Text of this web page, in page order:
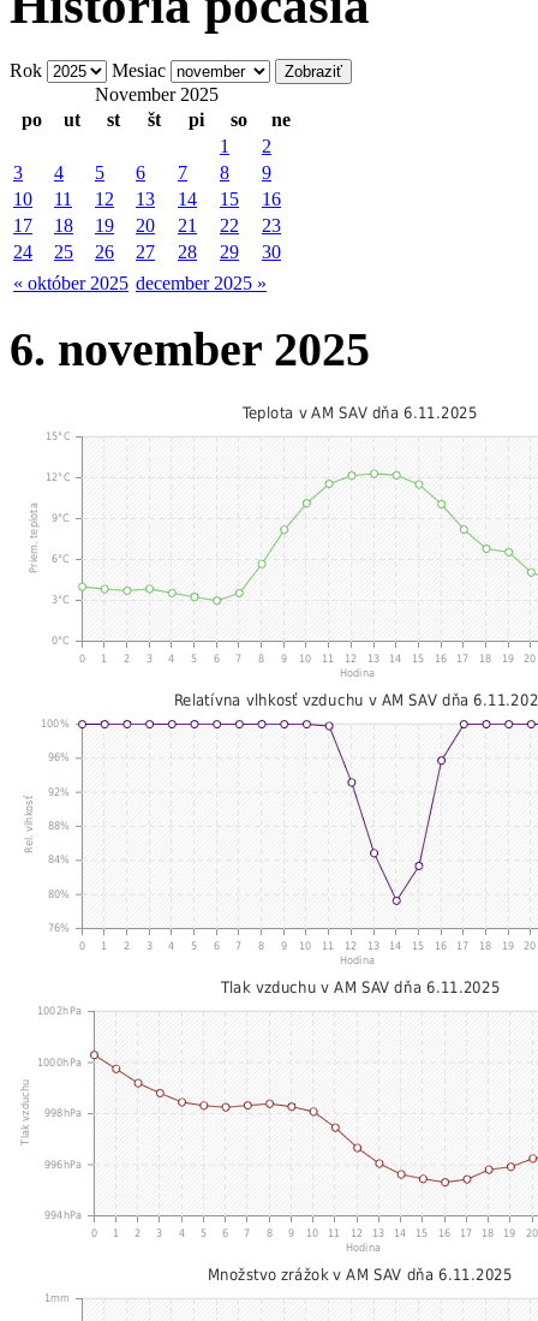
Rok
Mesiac
November 2025
po
ut st št pi so ne
« október 2025 december 2025 »
1
2
3
4 5 6 7 8
9
10
11 12 13 14 15
16
17
18 19 20 21 22
23
24
25 26 27 28 29 30
6. november 2025